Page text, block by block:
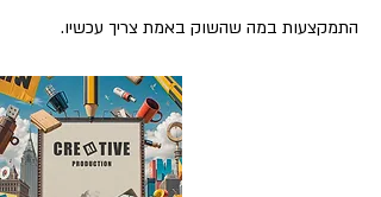
התמקצעות במה שהשוק באמת צריך עכשיו.